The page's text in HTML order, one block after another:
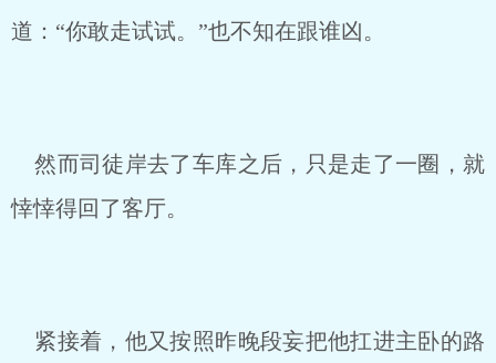
道：“你敢走试试。”也不知在跟谁凶。
然而司徒岸去了车库之后，只是走了一圈，就
悻悻得回了客厅。
紧接着，他又按照昨晚段妄把他扛进主卧的路